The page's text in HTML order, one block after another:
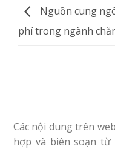
Nguồn cung
phí trong ngành
Các nội dung trên
hợp và biên soạn từ